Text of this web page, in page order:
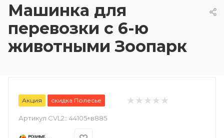
Машинка для
перевозки с 6-ю
животными Зоопарк
Акция скидка Полесье
Артикул CVL2:: 44105+в885